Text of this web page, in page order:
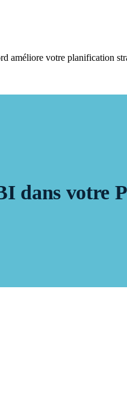
améliore votre planification
dans votre